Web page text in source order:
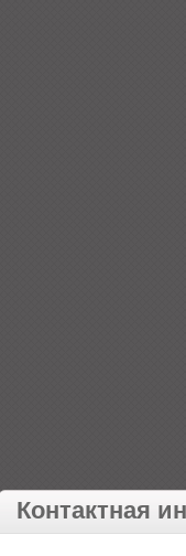
Контактная